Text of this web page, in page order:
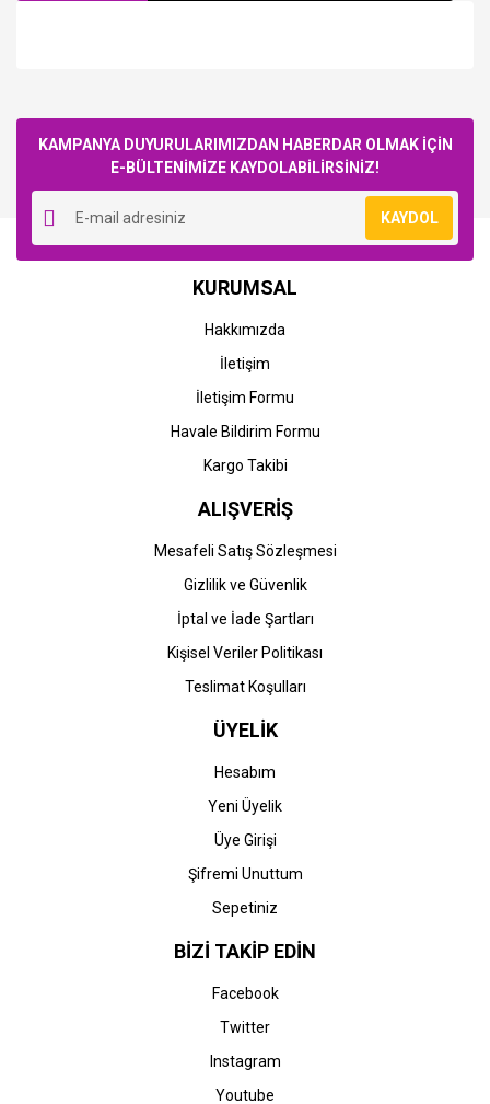
KAMPANYA DUYURULARIMIZDAN HABERDAR OLMAK İÇİN
E-BÜLTENİMİZE KAYDOLABİLİRSİNİZ!
KAYDOL
KURUMSAL
Hakkımızda
İletişim
İletişim Formu
Havale Bildirim Formu
Kargo Takibi
ALIŞVERİŞ
Mesafeli Satış Sözleşmesi
Gizlilik ve Güvenlik
İptal ve İade Şartları
Kişisel Veriler Politikası
Teslimat Koşulları
ÜYELİK
Hesabım
Yeni Üyelik
Üye Girişi
Şifremi Unuttum
Sepetiniz
BİZİ TAKİP EDİN
Facebook
Twitter
Instagram
Youtube